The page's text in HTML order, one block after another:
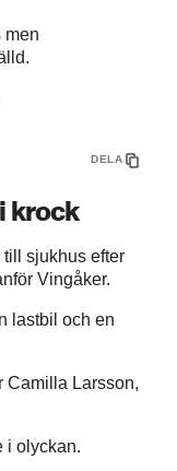
men
DELA
krock
sjukhus efter
Vingåker.
lastbil och en
Camilla Larsson,
i olyckan.